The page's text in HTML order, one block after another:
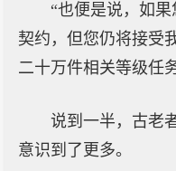
“也便是说，如
契约，但您仍将接受
二十万件相关等级
说到一半，古老
意识到了更多。